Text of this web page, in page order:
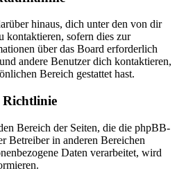
hinaus, dich unter den von dir
kontaktieren, sofern dies zur
über das Board erforderlich
andere Benutzer dich kontaktieren,
Bereich gestattet hast.
Richtlinie
Bereich der Seiten, die die phpBB-
Betreiber in anderen Bereichen
Daten verarbeitet, wird